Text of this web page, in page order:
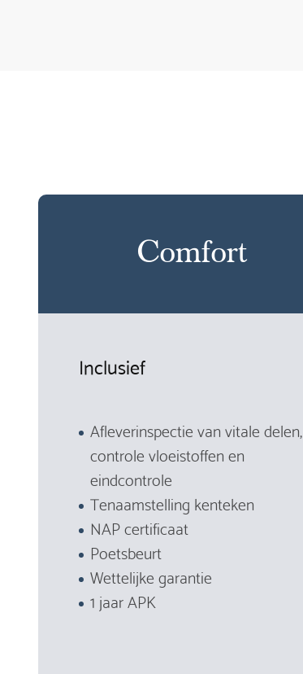
Comfort
Inclusief
Afleverinspectie van vitale delen,
controle vloeistoffen en
eindcontrole
Tenaamstelling kenteken
NAP certificaat
Poetsbeurt
Wettelijke garantie
1 jaar APK